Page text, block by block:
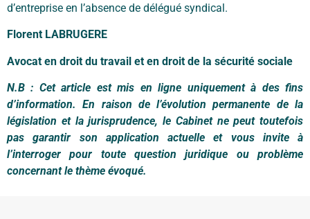
d’entreprise en l’absence de délégué syndical.
Florent LABRUGERE
Avocat en droit du travail et en droit de la sécurité sociale
N.B : Cet article est mis en ligne uniquement à des fins
d’information. En raison de l’évolution permanente de la
législation et la jurisprudence, le Cabinet ne peut toutefois
pas garantir son application actuelle et vous invite à
l’interroger pour toute question juridique ou problème
concernant le thème évoqué.